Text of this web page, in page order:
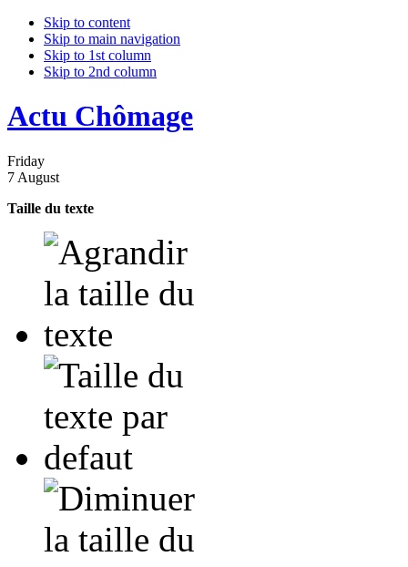
Skip to content
Skip to main navigation
Skip to 1st column
Skip to 2nd column
Actu Chômage
Friday
7 August
Taille du texte